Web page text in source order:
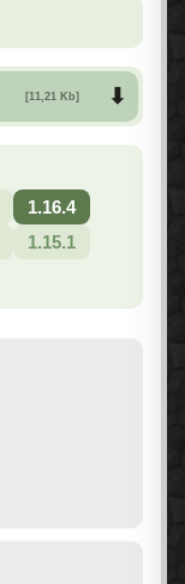
[11,21 Kb]
1.16.4
1.15.1